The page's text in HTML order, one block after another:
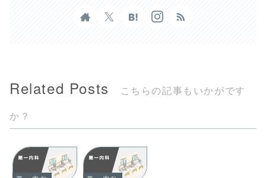
Related Posts
こちらの記事もいかがです
か？